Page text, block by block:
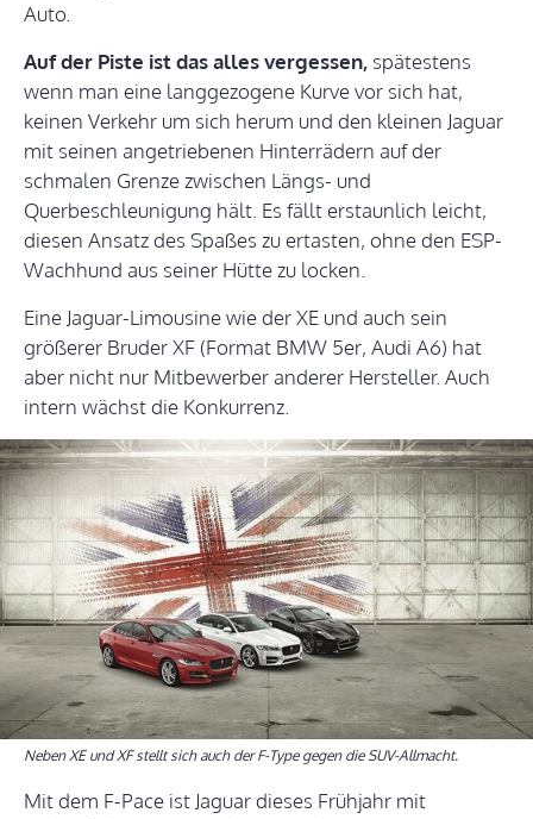
Auto.
Auf der Piste ist das alles vergessen, spätestens
wenn man eine langgezogene Kurve vor sich hat,
keinen Verkehr um sich herum und den kleinen Jaguar
mit seinen angetriebenen Hinterrädern auf der
schmalen Grenze zwischen Längs- und
Querbeschleunigung hält. Es fällt erstaunlich leicht,
diesen Ansatz des Spaßes zu ertasten, ohne den ESP-
Wachhund aus seiner Hütte zu locken.
Eine Jaguar-Limousine wie der XE und auch sein
größerer Bruder XF (Format BMW 5er, Audi A6) hat
aber nicht nur Mitbewerber anderer Hersteller. Auch
intern wächst die Konkurrenz.
Neben XE und XF stellt sich auch der F-Type gegen die SUV-Allmacht.
Mit dem F-Pace ist Jaguar dieses Frühjahr mit